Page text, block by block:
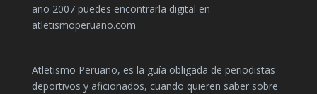
año 2007 puedes encontrarla digital en
atletismoperuano.com
Atletismo Peruano, es la guía obligada de periodistas
deportivos y aficionados, cuando quieren saber sobre